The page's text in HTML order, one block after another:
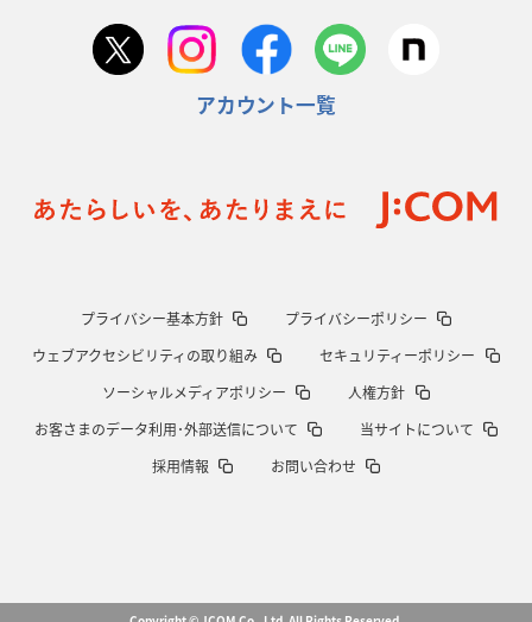
アカウント一覧
プライバシー基本方針
プライバシーポリシー
ウェブアクセシビリティの取り組み
セキュリティーポリシー
ソーシャルメディアポリシー
人権方針
お客さまのデータ利用･外部送信について
当サイトについて
採用情報
お問い合わせ